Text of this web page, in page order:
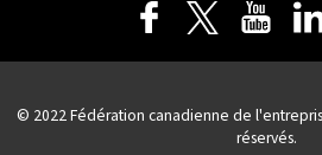
© 2022 Fédération canadienne de
réservés.